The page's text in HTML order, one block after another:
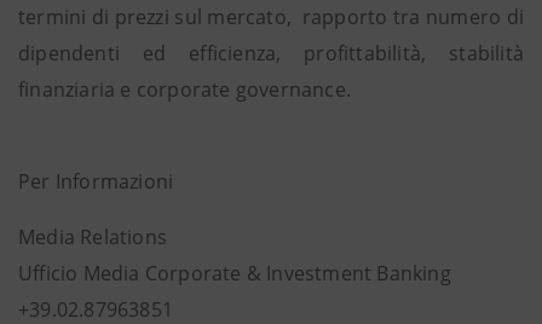
termini di prezzi sul mercato, rapporto tra numero di
dipendenti ed efficienza, profittabilità, stabilità
finanziaria e corporate governance.
Per Informazioni
Media Relations
Ufficio Media Corporate & Investment Banking
+39.02.87963851